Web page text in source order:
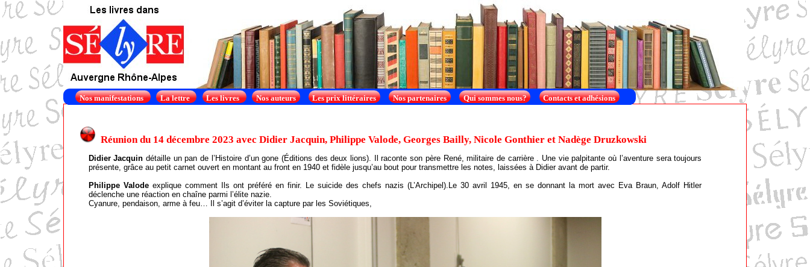
Nos manifestations La lettre Les livres Nos auteurs Les prix littéraires Nos partenaires Qui sommes nous? Contacts et adhésions
Réunion du 14 décembre 2023 avec Didier Jacquin, Philippe Valode, Georges Bailly, Nicole Gonthier et Nadège Druzkowski
Didier Jacquindétaille un pan de l’Histoire d’un gone (Éditions des deux lions). Il raconte son père René, militaire de carrière . Une vie palpitante où l’aventure sera toujours
présente, grâce au petit carnet ouvert en montant au front en 1940 et fidèle jusqu’au bout pour transmettre les notes, laissées à Didier avant de partir.
Philippe Valodeexplique comment Ils ont préféré en finir. Le suicide des chefs nazis (L’Archipel).Le 30­ avril 1945, en se donnant la mort avec Eva Braun, Adolf Hitler
déclenche une réaction en chaîne parmi l’élite nazie.
Cyanure, pendaison, arme à feu… Il s’agit d’éviter la capture par les Soviétiques,